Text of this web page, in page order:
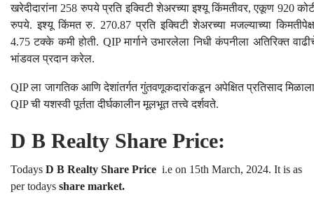
खरेदीदारांना 258 रुपये प्रति इक्विटी शेअरच्या इश्यू किंमतीवर, एकूण 920
रुपये. इश्यू किंमत रु. 270.87 प्रति इक्विटी शेअरच्या मजल्याच्या
4.75 टक्के कमी होती. QIP मार्गाने उभारलेला निधी कंपनीला अतिरिक्त
भांडवल प्रदान करेल.
QIP ला जागतिक आणि देशांतर्गत गुंतवणूकदारांकडून अपेक्षित प्रतिसाद
QIP ची यशस्वी पूर्तता दीर्घकालीन मूलभूत तत्त्वे दर्शवते.
D B Realty Share Price:
Todays D B Realty Share Price i.e on 15th March, 2024. It is as
per todays share market.